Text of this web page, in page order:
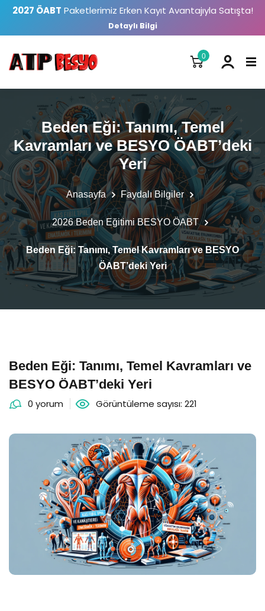
2027 ÖABT Paketlerimiz Erken Kayıt Avantajıyla Satışta!
Detaylı Bilgi
0
Beden Eği: Tanımı, Temel
Kavramları ve BESYO ÖABT’deki
Yeri
Anasayfa Faydalı Bilgiler
2026 Beden Eğitimi BESYO ÖABT
Beden Eği: Tanımı, Temel Kavramları ve BESYO
ÖABT’deki Yeri
Beden Eği: Tanımı, Temel Kavramları ve
BESYO ÖABT’deki Yeri
0 yorum Görüntüleme sayısı: 221